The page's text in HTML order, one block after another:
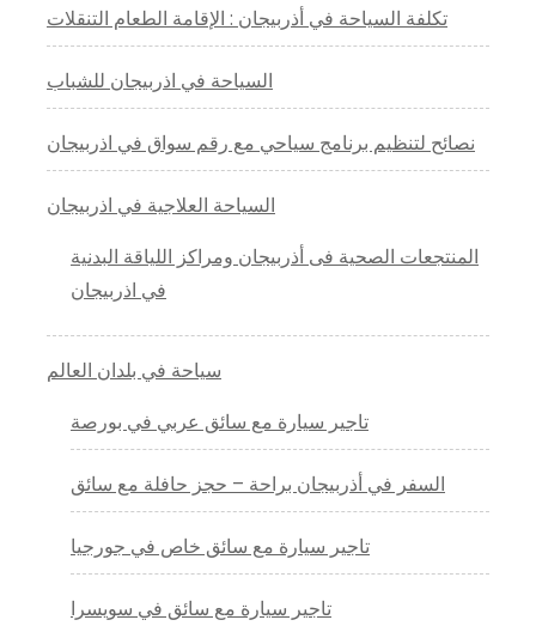
تكلفة السياحة في أذربيجان : الإقامة الطعام التنقلات
السياحة في اذربيجان للشباب
نصائح لتنظيم برنامج سياحي مع رقم سواق في اذربيجان
السياحة العلاجية في اذربيجان
المنتجعات الصحية فى أذربيجان ومراكز اللياقة البدنية
في اذربيجان
سياحة في بلدان العالم
تاجير سيارة مع سائق عربي في بورصة
السفر في أذربيجان براحة – حجز حافلة مع سائق
تاجير سيارة مع سائق خاص في جورجيا
تاجير سيارة مع سائق في سويسرا